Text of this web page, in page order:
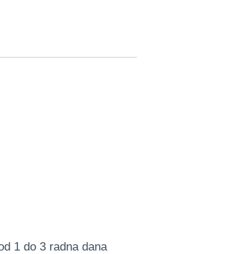
1 do 3 radna dana